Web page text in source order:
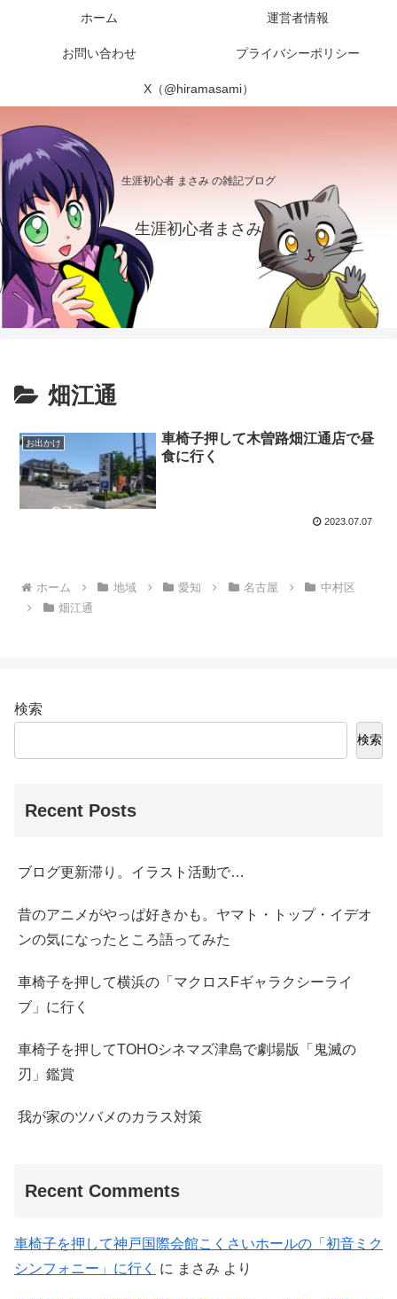
生涯初心者 まさみ の雑記ブログ
生涯初心者まさみ
ホーム 運営者情報
お問い合わせ プライバシーポリシー
X（@hiramasami）
畑江通
お出かけ
車椅子押して木曽路畑江通店で昼
食に行く
2023.07.07
ホーム 地域 愛知 名古屋
中村区
畑江通
検索
検索
Recent Posts
ブログ更新滞り。イラスト活動で…
昔のアニメがやっぱ好きかも。ヤマト・トップ・イデオ
ンの気になったところ語ってみた
車椅子を押して横浜の「マクロスFギャラクシーライ
ブ」に行く
車椅子を押してTOHOシネマズ津島で劇場版「鬼滅の
刃」鑑賞
我が家のツバメのカラス対策
Recent Comments
車椅子を押して神戸国際会館こくさいホールの「初音ミク
シンフォニー」に行く
に まさみ より